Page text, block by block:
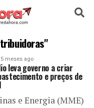
ESPORTE
5 meses ago
leva governo a criar
e preços de
e Energia (MME)